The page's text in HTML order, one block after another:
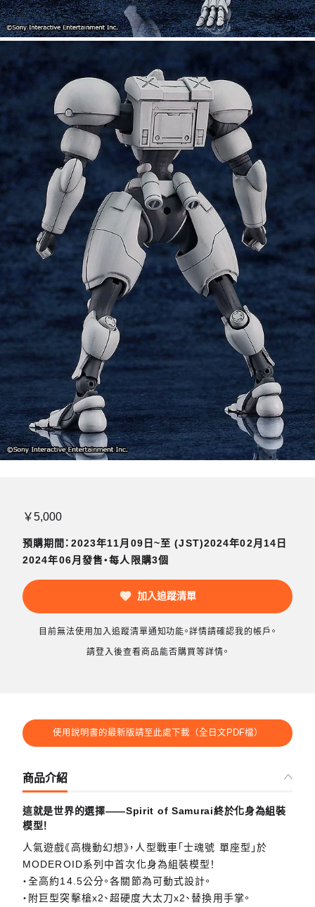
￥5,000
預購期間：2023年11月09日~至 (JST)2024年02月14日
2024年06月發售・每人限購3個
加入追蹤清單
目前無法使用加入追蹤清單通知功能。詳情請確認我的帳戶。
請登入後查看商品能否購買等詳情。
使用說明書的最新版請至此處下載（全日文PDF檔）
商品介紹
這就是世界的選擇——Spirit of Samurai終於化身為組裝
模型！
人氣遊戲《高機動幻想》，人型戰車「士魂號 單座型」於
MODEROID系列中首次化身為組裝模型！
・全高約14.5公分。各關節為可動式設計。
・附巨型突擊槍x2、超硬度大太刀x2、替換用手掌。